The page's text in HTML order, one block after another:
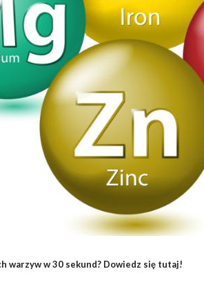
warzyw w 30 sekund? Dowiedz się tutaj!